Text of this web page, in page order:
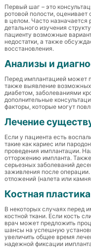
Первый шаг – это
ротовой полости, оценивает
в целом. Часто назначается
детального изучения
пациенту возможные
недостатки, а также
восстановления.
Анализы и
Перед имплантацией может
также выявление
диабетом, заболеваниями
дополнительные
факторы, которые могут
Лечение
Если у пациента есть
такие как кариес или
проведения имплантации.
отторжению импланта.
серьезных заболеваний
заживления после операции.
отложений (налета или
Костная
В некоторых случаях перед
костной ткани. Если кость
врач может предложить
шансы на успешную
увеличить общее время
надежной фиксации